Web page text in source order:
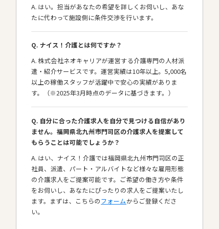
A. はい。担当があなたの希望を詳しくお伺いし、あな
たに代わって施設側に条件交渉を行います。
Q. ナイス！介護とは何ですか？
A. 株式会社ネオキャリアが運営する介護専門の人材派
遣・紹介サービスです。運営実績は10年以上。5,000名
以上の稼働スタッフが活躍中で安心の実績がありま
す。（※2025年3月時点のデータに基づきます。）
Q. 自分に合った介護求人を自分で見つける自信があり
ません。福岡県北九州市門司区の介護求人を提案して
もらうことは可能でしょうか？
A. はい、ナイス！介護では福岡県北九州市門司区の正
社員、派遣、パート・アルバイトなど様々な雇用形態
の介護求人をご提案可能です。ご希望の働き方や条件
をお伺いし、あなたにぴったりの求人をご提案いたし
ます。まずは、こちらのフォームからご登録くださ
い。